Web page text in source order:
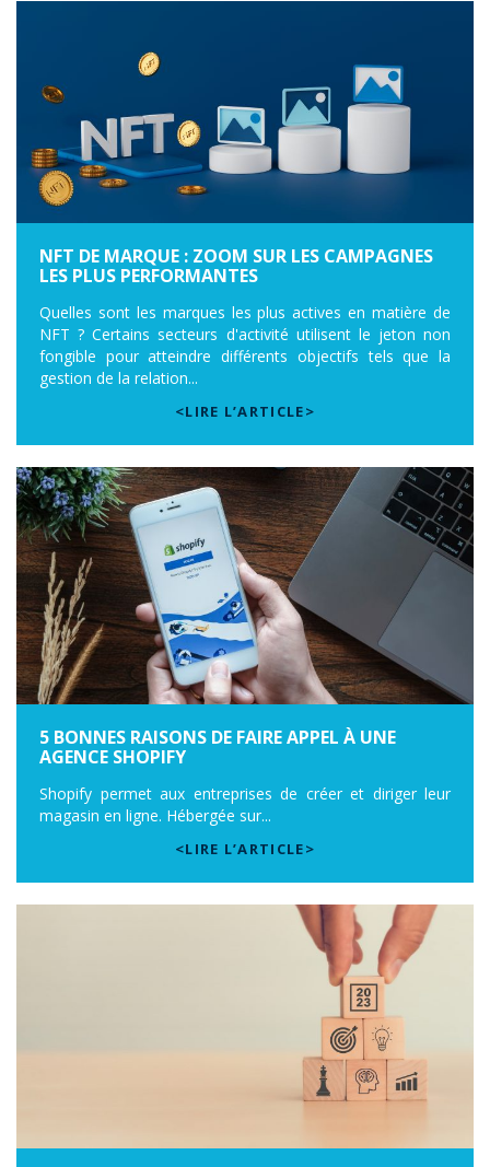
NFT DE MARQUE : ZOOM SUR LES CAMPAGNES
LES PLUS PERFORMANTES
Quelles sont les marques les plus actives en matière de
NFT ? Certains secteurs d'activité utilisent le jeton non
fongible pour atteindre différents objectifs tels que la
gestion de la relation...
<LIRE L’ARTICLE>
5 BONNES RAISONS DE FAIRE APPEL À UNE
AGENCE SHOPIFY
Shopify permet aux entreprises de créer et diriger leur
magasin en ligne. Hébergée sur...
<LIRE L’ARTICLE>